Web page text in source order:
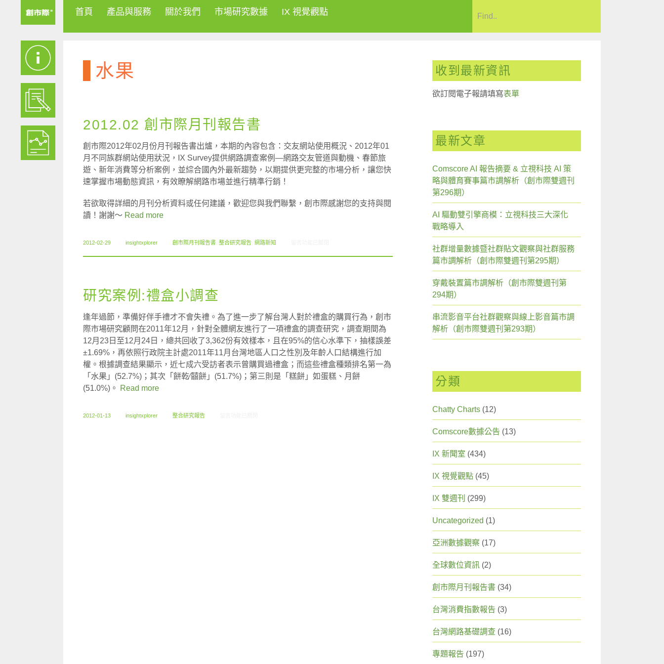
首頁 產品與服務 關於我們 市場研究數據 IX 視覺觀點
水果
2012.02 創市際月刊報告書
創市際2012年02月份月刊報告書出爐，本期的內容包含：交友網站使用概況、2012年01
月不同族群網站使用狀況，IX Survey提供網路調查案例—網路交友管道與動機、春節旅
遊、新年消費等分析案例，並綜合國內外最新趨勢，以期提供更完整的市場分析，讓您快
速掌握市場動態資訊，有效瞭解網路市場並進行精準行銷！
若欲取得詳細的月刊分析資料或任何建議，歡迎您與我們聯繫，創市際感謝您的支持與閱
讀！謝謝～ Read more
2012-02-29 insightxplorer 創市際月刊報告書 整合研究報告 網路新知
研究案例:禮盒小調查
逢年過節，準備好伴手禮才不會失禮。為了進一步了解台灣人對於禮盒的購買行為，創市
際市場研究顧問在2011年12月，針對全體網友進行了一項禮盒的調查研究，調查期間為
12月23日至12月24日，總共回收了3,362份有效樣本，且在95%的信心水準下，抽樣誤差
±1.69%，再依照行政院主計處2011年11月台灣地區人口之性別及年齡人口結構進行加
權。根據調查結果顯示，近七成六受訪者表示曾購買過禮盒；而這些禮盒種類排名第一為
「水果」(52.7%)；其次「餅乾∕囍餅」(51.7%)；第三則是「糕餅」如蛋糕、月餅
(51.0%)。
Read more
2012-01-13 insightxplorer 整合研究報告
收到最新資訊
欲訂閱電子報請填寫表單
最新文章
Comscore AI 報告摘要 & 立視科技 AI 策
略與體育賽事篇市調解析（創市際雙週刊
第296期）
AI 驅動雙引擎商模：立視科技三大深化
戰略導入
社群增量數據暨社群貼文觀察與社群服務
篇市調解析（創市際雙週刊第295期）
穿戴裝置篇市調解析（創市際雙週刊第
294期）
串流影音平台社群觀察與線上影音篇市調
解析（創市際雙週刊第293期）
分類
Chatty Charts (12)
Comscore數據公告 (13)
IX 新聞室 (434)
IX 視覺觀點 (45)
IX 雙週刊 (299)
Uncategorized (1)
亞洲數據觀察 (17)
全球數位資訊 (2)
創市際月刊報告書 (34)
台灣消費指數報告 (3)
台灣網路基礎調查 (16)
專題報告 (197)